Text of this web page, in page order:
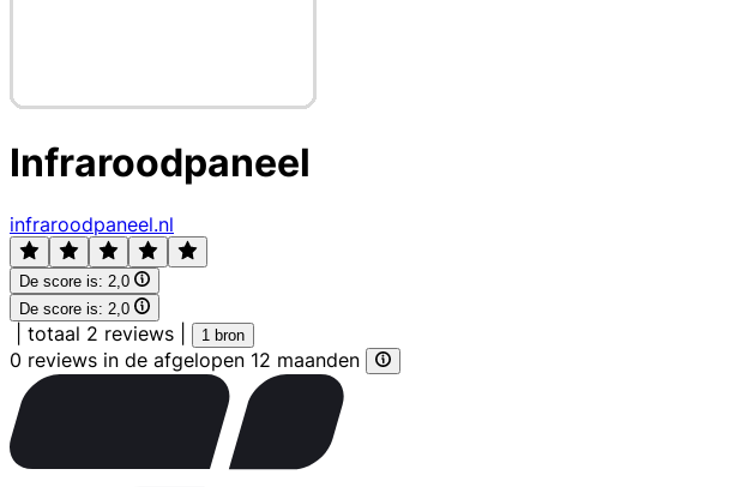
Infraroodpaneel
infraroodpaneel.nl
De score is: 2,0
De score is: 2,0
totaal 2 reviews 1 bron
0 reviews in de afgelopen 12 maanden